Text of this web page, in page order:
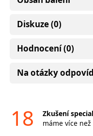
Diskuze (0)
Hodnocení (0)
Na otázky
18
Zkušení
máme více